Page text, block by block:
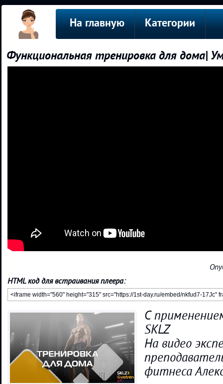
На главную Категории
Функциональная тренировка для дома|
HTML код для встраивания плеера:
С
SKLZ
На видео
фитнеса